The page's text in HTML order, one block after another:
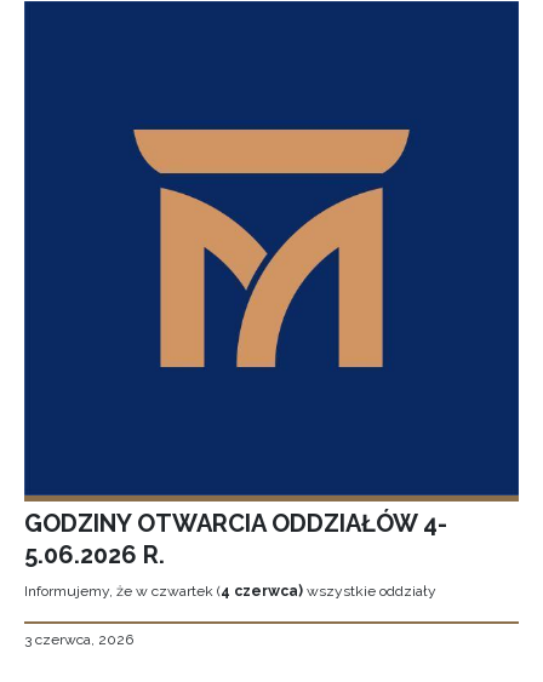
GODZINY OTWARCIA ODDZIAŁÓW 4-
5.06.2026 R.
Informujemy, że w czwartek (4 czerwca) wszystkie oddziały
3 czerwca, 2026